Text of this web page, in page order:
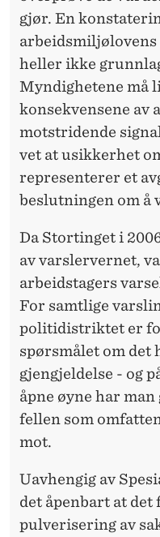
gjør. En
heller ikke
Myndighetene må
konsekvensene av
motstridende
vet at usikkerhet
representerer et
beslutningen om å
Da Stortinget i
av varslervernet,
arbeidstagers
For samtlige
politidistriktet er
spørsmålet om det
gjengjeldelse - og
åpne øyne har
fellen som
mot.
Uavhengig av
det åpenbart at det
pulverisering av